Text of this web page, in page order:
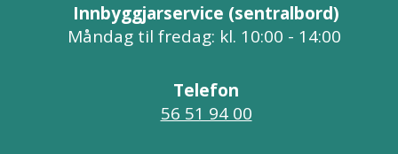
Innbyggjarservice (sentralbord)
Måndag til fredag: kl. 10:00 - 14:00
Telefon
56 51 94 00